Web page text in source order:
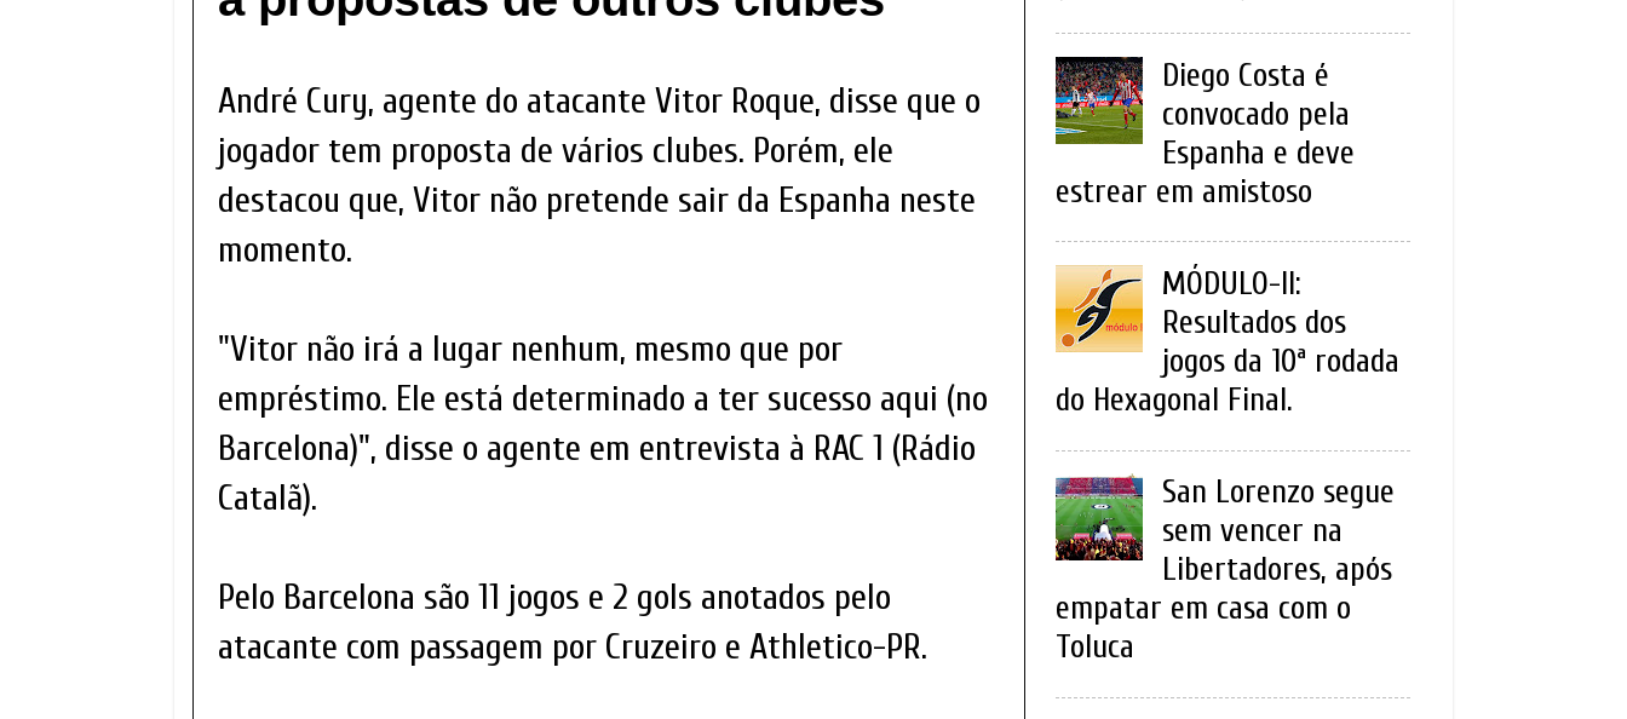
André Cury, agente do atacante Vitor Roque, disse que o
jogador tem proposta de vários clubes. Porém, ele
destacou que, Vitor não pretende sair da Espanha neste
momento.
"Vitor não irá a lugar nenhum, mesmo que por
empréstimo. Ele está determinado a ter sucesso aqui (no
Barcelona)", disse o agente em entrevista à RAC 1 (Rádio
Catalã).
Pelo Barcelona são 11 jogos e 2 gols anotados pelo
atacante com passagem por Cruzeiro e Athletico-PR.
Diego Costa é
convocado pela
Espanha e deve
estrear em amistoso
MÓDULO-II:
Resultados dos
jogos da 10ª rodada
do Hexagonal Final.
San Lorenzo segue
sem vencer na
Libertadores, após
empatar em casa com o
Toluca